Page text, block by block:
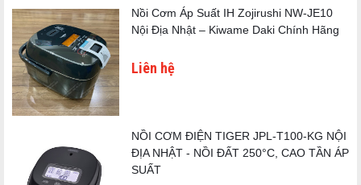
かまど釜)– nồi lò rèn cao cấp tích hợp lớp gang (鉄 – sắt
luyện).
Cấu trúc nồi gồm nhiều lớp: lõi nhôm tản nhiệt nhanh, lớp gang
tích hợp vào giữa, và lớp thép không gỉ bên ngoài. Gang là vật
liệu có khả năng tương tác tốt nhất với hệ thống IH, kết hợp ba
ưu điểm: tích nhiệt cao (giữ nhiệt lâu sau khi ngắt điện), hiệu
suất phát nhiệt tốt (hấp thu từ trường IH hiệu quả hơn), và dẫn
nhiệt đều (không có điểm nóng cục bộ gây cơm chín không
đồng đều).
Mặt trong nồi được phủPlatinum Coat (プラチナコート)
điều khiển
Que xới Tự đứng, kháng khuẩn Ag+ (JIS Z 2801, đạt 99%)
Nút mở nắp Kháng khuẩn Ag+
Kích thước
(W × D × H)
30.5 × 37.0 × 24.5 cm
khi mở nắp
Khoảng 50 cm
Trọng lượng Khoảng 7.5 kg
Nồi Cơm Áp Suất IH Zojirushi NW-JE10
Nội Địa Nhật – Kiwame Daki Chính Hãng
Liên hệ
NỒI CƠM ĐIỆN TIGER JPL-T100-KG NỘI
ĐỊA NHẬT - NỒI ĐẤT 250°C, CAO TẦN ÁP
SUẤT